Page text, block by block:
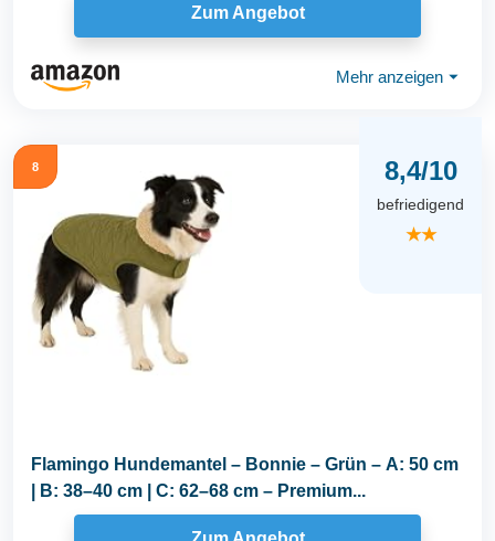
Zum Angebot
Mehr anzeigen ⏷
8 8,4/10
befriedigend
★★
Flamingo Hundemantel – Bonnie – Grün – A: 50 cm
| B: 38–40 cm | C: 62–68 cm – Premium...